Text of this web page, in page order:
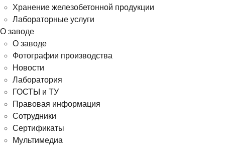
Хранение железобетонной продукции
Лабораторные услуги
О заводе
О заводе
Фотографии производства
Новости
Лаборатория
ГОСТЫ и ТУ
Правовая информация
Сотрудники
Сертификаты
Мультимедиа